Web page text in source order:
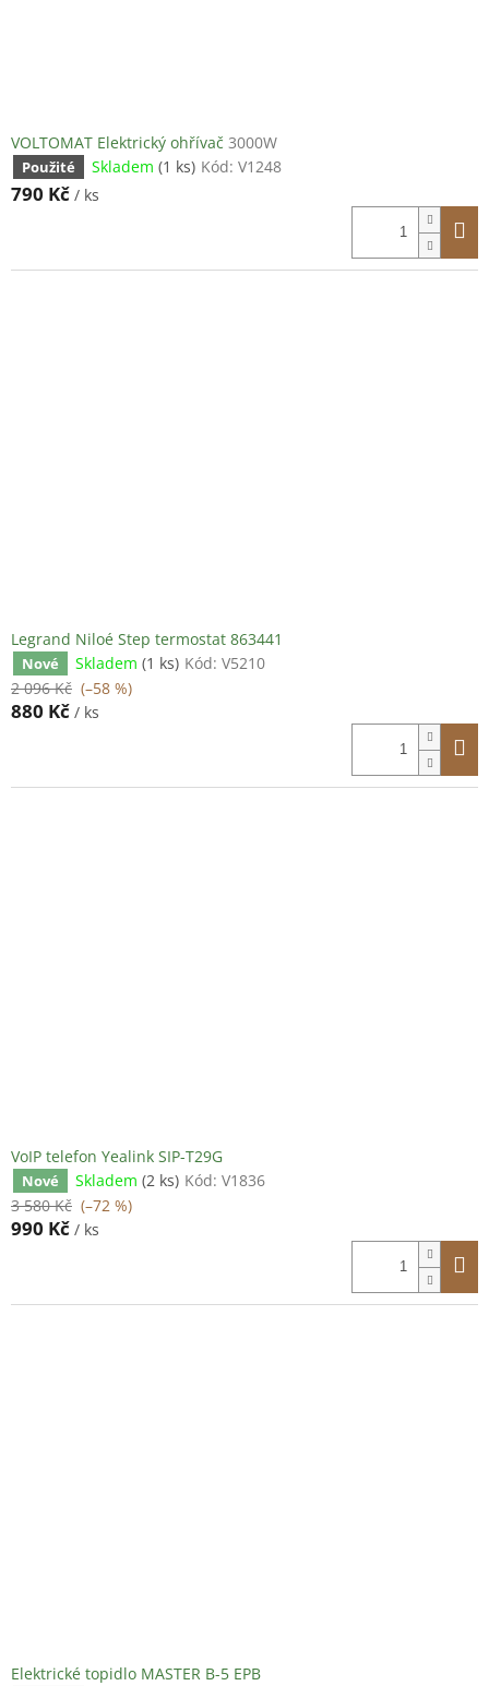
VOLTOMAT Elektrický ohřívač 3000W
Použité Skladem (1 ks) Kód: V1248
790 Kč / ks
Legrand Niloé Step termostat 863441
Nové Skladem (1 ks) Kód: V5210
2 096 Kč (–58 %)
880 Kč / ks
VoIP telefon Yealink SIP-T29G
Nové Skladem (2 ks) Kód: V1836
3 580 Kč (–72 %)
990 Kč / ks
Elektrické topidlo MASTER B-5 EPB